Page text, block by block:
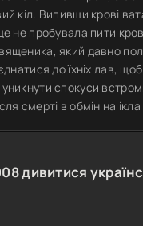
кіл. Випивши крові
не пробувала пити
який давно
до їхніх лав,
спокуси
смерті в обмін на
дивитися